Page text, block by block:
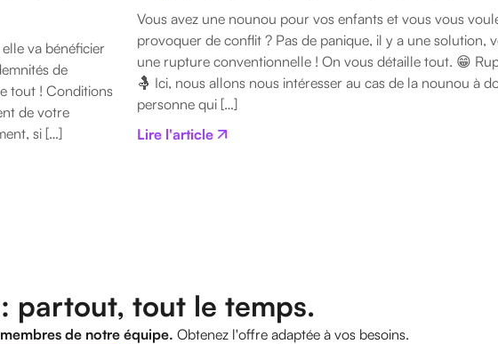
va bénéficier
de
tout ! Conditions
de votre
si […]
Vous avez une nounou pour vos enfants et vous vous
provoquer de conflit ? Pas de panique, il y a une solution,
une rupture conventionnelle ! On vous détaille tout. 😁
🤱 Ici, nous allons nous intéresser au cas de la nounou à
personne qui […]
Lire l'article
partout, tout le temps.
de notre équipe. Obtenez l'offre adaptée à vos besoins.